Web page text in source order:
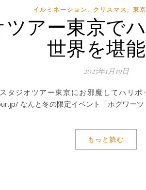
イルミネーション, クリスマス , 東
ツアー東京で
世界を堪
2025年1月19日
タジオツアー東京にお邪魔してハリポ
なんと冬の限定イベント「ホグワーツ
もっと読む